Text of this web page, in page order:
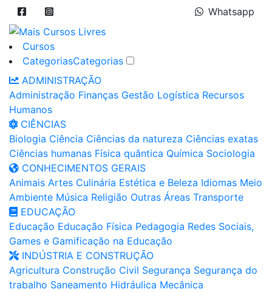
Whatsapp
Cursos
CategoriasCategorias
ADMINISTRAÇÃO
Administração Finanças Gestão Logística Recursos
Humanos
CIÊNCIAS
Biologia Ciência Ciências da natureza Ciências exatas
Ciências humanas Física quântica Química Sociologia
CONHECIMENTOS GERAIS
Animais Artes Culinária Estética e Beleza Idiomas Meio
Ambiente Música Religião Outras Áreas Transporte
EDUCAÇÃO
Educação Educação Física Pedagogia Redes Sociais,
Games e Gamificação na Educação
INDÚSTRIA E CONSTRUÇÃO
Agricultura Construção Civil Segurança Segurança do
trabalho Saneamento Hidráulica Mecânica